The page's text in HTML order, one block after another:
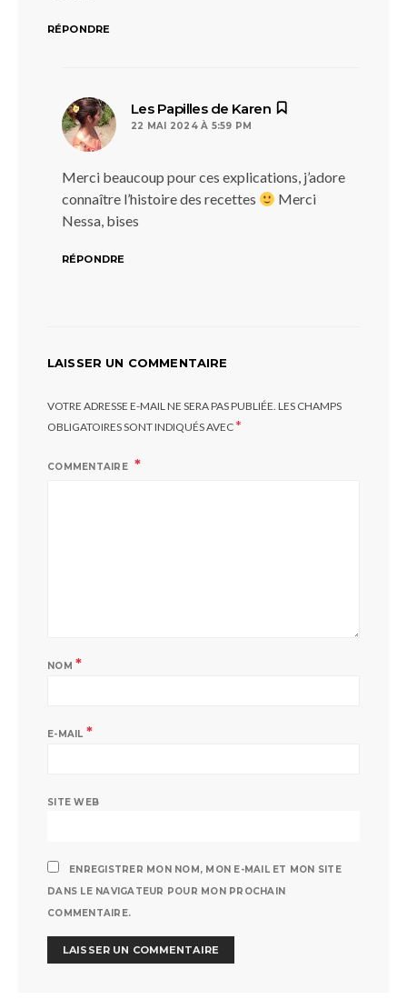
RÉPONDRE
Les Papilles de Karen
22 MAI 2024 À 5:59 PM
Merci beaucoup pour ces explications, j’adore
connaître l’histoire des recettes
Merci
Nessa, bises
RÉPONDRE
LAISSER UN COMMENTAIRE
VOTRE ADRESSE E-MAIL NE SERA PAS PUBLIÉE. LES CHAMPS
OBLIGATOIRES SONT INDIQUÉS AVEC*
COMMENTAIRE
NOM *
E-MAIL *
SITE WEB
ENREGISTRER MON NOM, MON E-MAIL ET MON SITE
DANS LE NAVIGATEUR POUR MON PROCHAIN
COMMENTAIRE.